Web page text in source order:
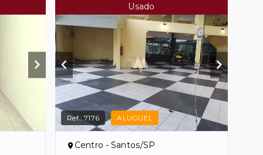
Usado
Ref.:7176 ALUGUEL
Centro - Santos/SP